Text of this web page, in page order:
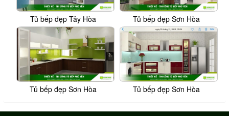
Tủ bếp đẹp Tây Hòa Tủ bếp đẹp Sơn Hòa
Tủ bếp đẹp Sơn Hòa Tủ bếp đẹp Sơn Hòa